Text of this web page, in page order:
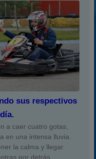
sus respectivos
a caer cuatro gotas,
en una intensa lluvia.
la calma y llegar
por detrás